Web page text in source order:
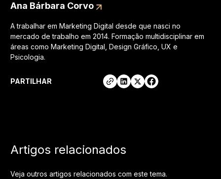
PARTILHAR
Ana Bárbara Corvo
A trabalhar em Marketing Digital desde que nasci no
mercado de trabalho em 2014. Formação multidisciplinar em
áreas como Marketing Digital, Design Gráfico, UX e
Psicologia.
Artigos relacionados
Veja outros artigos relacionados com este tema.